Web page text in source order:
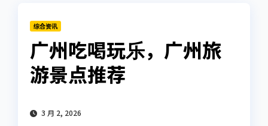
综合资讯
广州吃喝玩乐，广州旅
游景点推荐
3 月 2, 2026